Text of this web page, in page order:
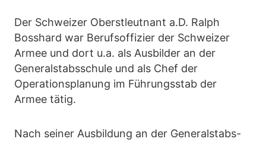
Der Schweizer Oberstleutnant a.D. Ralph
Bosshard war Berufsoffizier der Schweizer
Armee und dort u.a. als Ausbilder an der
Generalstabsschule und als Chef der
Operationsplanung im Führungsstab der
Armee tätig.
Nach seiner Ausbildung an der Generalstabs-